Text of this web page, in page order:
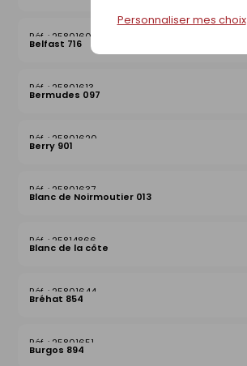
Personnaliser mes choix
25801606
Belfast 716
25801613
Bermudes 097
25801620
Berry 901
25801637
Blanc de Noirmoutier 013
25814866
Blanc de la côte
25801644
Bréhat 854
25801651
Burgos 894